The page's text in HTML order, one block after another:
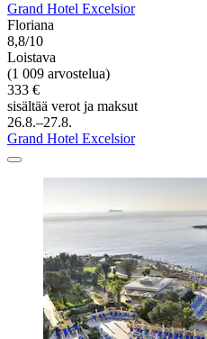
Grand Hotel Excelsior
Floriana
8,8/10
Loistava
(1 009 arvostelua)
333 €
sisältää verot ja maksut
26.8.–27.8.
Grand Hotel Excelsior